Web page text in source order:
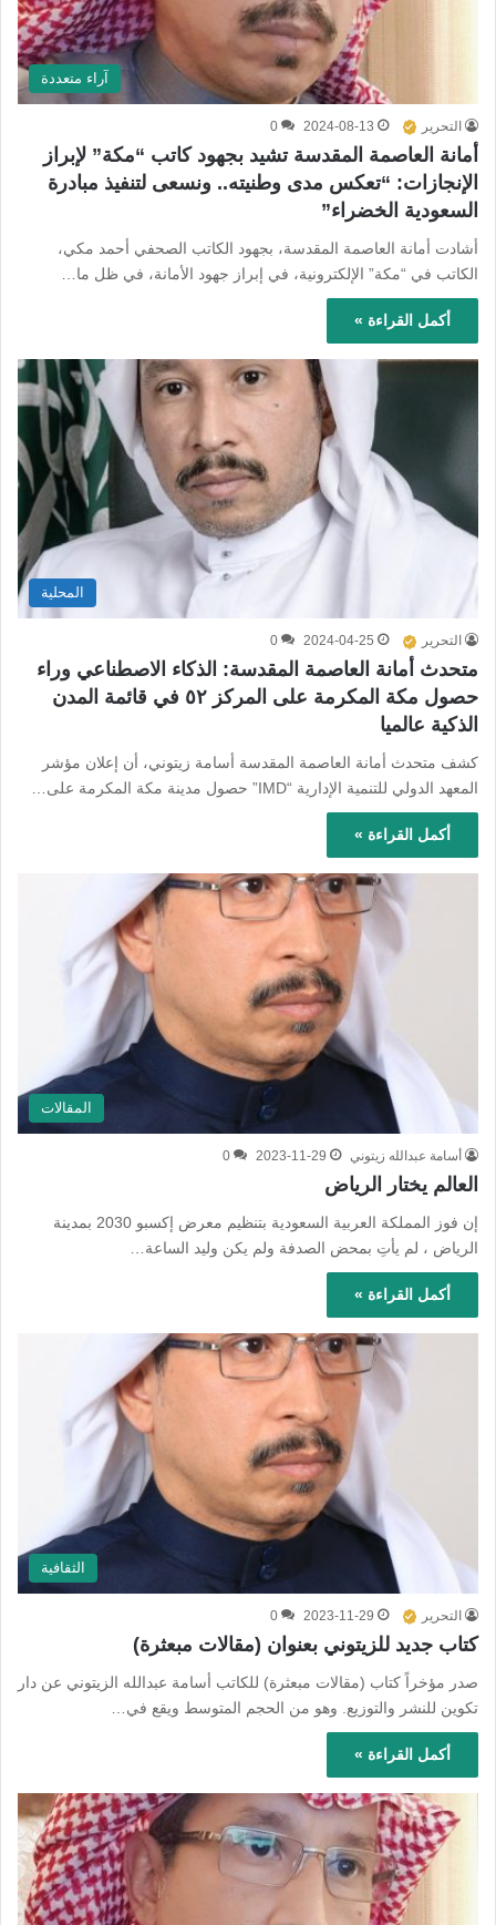
آراء متعددة
التحرير 2024-08-13
0
أمانة العاصمة المقدسة تشيد بجهود كاتب “مكة” لإبراز
الإنجازات: “تعكس مدى وطنيته.. ونسعى لتنفيذ مبادرة
السعودية الخضراء”
أشادت أمانة العاصمة المقدسة، بجهود الكاتب الصحفي أحمد مكي،
الكاتب في “مكة” الإلكترونية، في إبراز جهود الأمانة، في ظل ما…
أكمل القراءة »
المحلية
التحرير 2024-04-25
0
متحدث أمانة العاصمة المقدسة: الذكاء الاصطناعي وراء
حصول مكة المكرمة على المركز ٥٢ في قائمة المدن
الذكية عالميا
كشف متحدث أمانة العاصمة المقدسة أسامة زيتوني، أن إعلان مؤشر
المعهد الدولي للتنمية الإدارية “IMD” حصول مدينة مكة المكرمة على…
أكمل القراءة »
المقالات
أسامة عبدالله زيتوني 2023-11-29
0
العالم يختار الرياض
إن فوز المملكة العربية السعودية بتنظيم معرض إكسبو 2030 بمدينة
الرياض ، لم يأتِ بمحض الصدفة ولم يكن وليد الساعة…
أكمل القراءة »
الثقافية
التحرير 2023-11-29
0
كتاب جديد للزيتوني بعنوان (مقالات مبعثرة)
صدر مؤخراً كتاب (مقالات مبعثرة) للكاتب أسامة عبدالله الزيتوني عن دار
تكوين للنشر والتوزيع. وهو من الحجم المتوسط ويقع في…
أكمل القراءة »